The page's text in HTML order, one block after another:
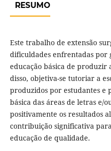
RESUMO
Este trabalho de extensão
dificuldades enfrentadas por
educação básica de produzir
disso, objetiva-se tutoriar a
produzidos por estudantes e
básica das áreas de letras e/
positivamente os resultados
contribuição significativa
educação de qualidade.